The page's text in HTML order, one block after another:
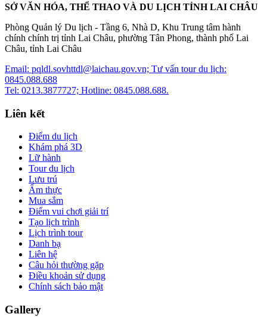
SỞ VĂN HÓA, THỂ THAO VÀ DU LỊCH TỈNH LAI CHÂU
Phòng Quản lý Du lịch - Tầng 6, Nhà D, Khu Trung tâm hành
chính chính trị tỉnh Lai Châu, phường Tân Phong, thành phố Lai
Châu, tỉnh Lai Châu
Email: pqldl.sovhttdl@laichau.gov.vn; Tư vấn tour du lịch:
0845.088.688
Tel: 0213.3877727; Hotline: 0845.088.688.
Liên kết
Điểm du lịch
Khám phá 3D
Lữ hành
Tour du lịch
Lưu trú
Ẩm thực
Mua sắm
Điểm vui chơi giải trí
Tạo lịch trình
Lịch trình tour
Danh bạ
Liên hệ
Câu hỏi thường gặp
Điều khoản sử dụng
Chính sách bảo mật
Gallery